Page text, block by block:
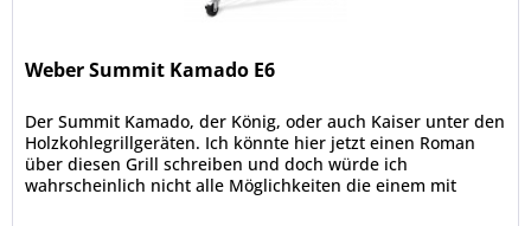
Weber Summit Kamado E6
Der Summit Kamado, der König, oder auch Kaiser unter den
Holzkohlegrillgeräten. Ich könnte hier jetzt einen Roman
über diesen Grill schreiben und doch würde ich
wahrscheinlich nicht alle Möglichkeiten die einem mit